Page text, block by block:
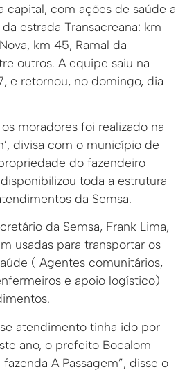
capital, com ações de saúde a
estrada Transacreana: km
km 45, Ramal da
outros. A equipe saiu na
e retornou, no domingo, dia
moradores foi realizado na
divisa com o município de
do fazendeiro
toda a estrutura
da Semsa.
da Semsa, Frank Lima,
usadas para transportar os
( Agentes comunitários,
e apoio logístico)
atendimento tinha ido por
ano, o prefeito Bocalom
A Passagem”, disse o